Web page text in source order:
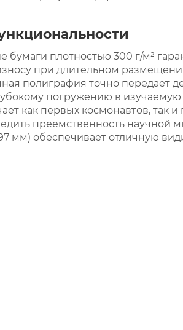
бумаги плотностью 300 г/м²
при длительном
полиграфия точно передает
погружению в изучаемую
как первых космонавтов, так и
преемственность научной
мм) обеспечивает отличную